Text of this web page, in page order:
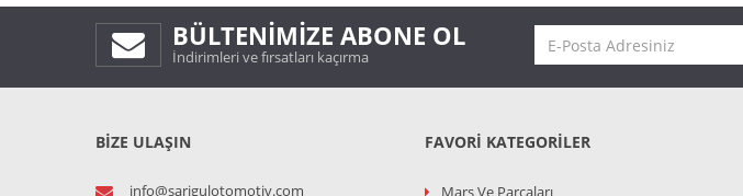
BÜLTENIMIZE ABONE OL
İndirimleri ve fırsatları kaçırma
BİZE ULAŞIN
info@sarigulotomotiv.com
FAVORI KATEGORILER
Marş Ve Parçaları